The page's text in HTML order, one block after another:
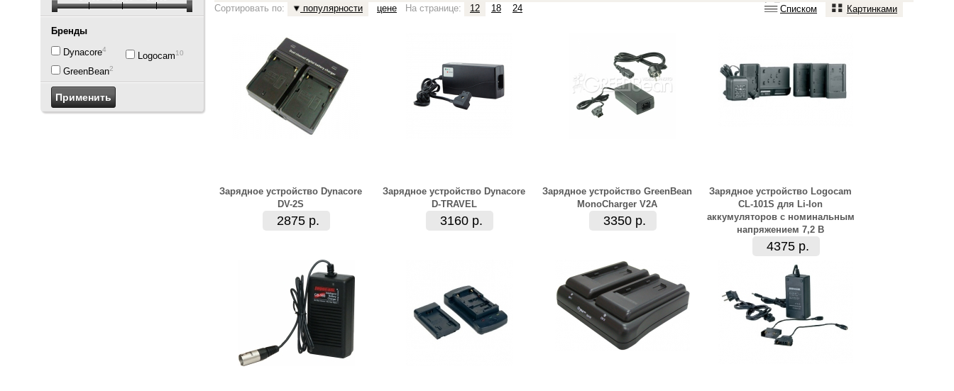
Бренды
Dynacore4
GreenBean2
Logocam10
Сортировать по: популярности цене На странице: 12 18 24 Списком Картинками
Зарядное устройство Dynacore
DV-2S
2875 р.
Зарядное устройство Dynacore
D-TRAVEL
3160 р.
Зарядное устройство GreenBean
MonoCharger V2A
3350 р.
Зарядное устройство Logocam
CL-101S для Li-Ion
аккумуляторов с номинальным
напряжением 7,2 В
4375 р.